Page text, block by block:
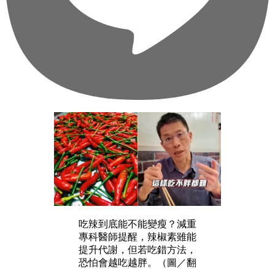
吃辣到底能不能變瘦？減重
專科醫師提醒，辣椒素雖能
提升代謝，但若吃錯方法，
恐怕會越吃越胖。（圖／翻